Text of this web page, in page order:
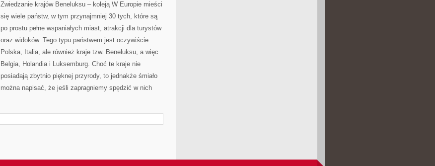
KOLEJĄ
Zwiedzanie krajów Beneluksu – koleją W Europie mieści
się wiele państw, w tym przynajmniej 30 tych, które są
po prostu pełne wspaniałych miast, atrakcji dla turystów
oraz widoków. Tego typu państwem jest oczywiście
Polska, Italia, ale również kraje tzw. Beneluksu, a więc
Belgia, Holandia i Luksemburg. Choć te kraje nie
posiadają zbytnio pięknej przyrody, to jednakże śmiało
można napisać, że jeśli zapragniemy spędzić w nich